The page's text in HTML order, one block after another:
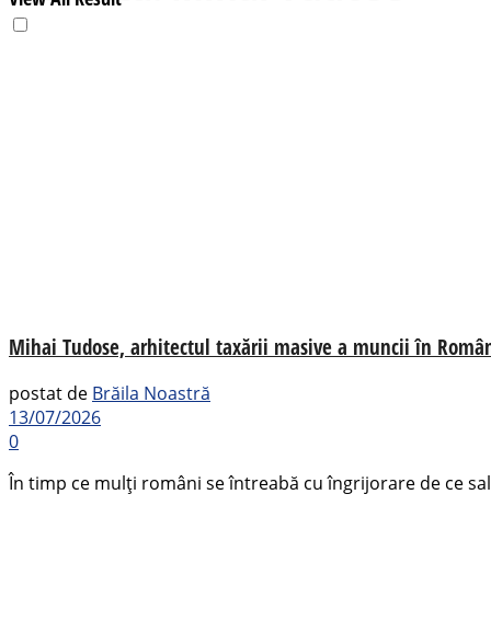
Mihai Tudose, arhitectul taxării masive a muncii în
postat de Brăila Noastră
13/07/2026
0
În timp ce mulți români se întreabă cu îngrijorare de ce